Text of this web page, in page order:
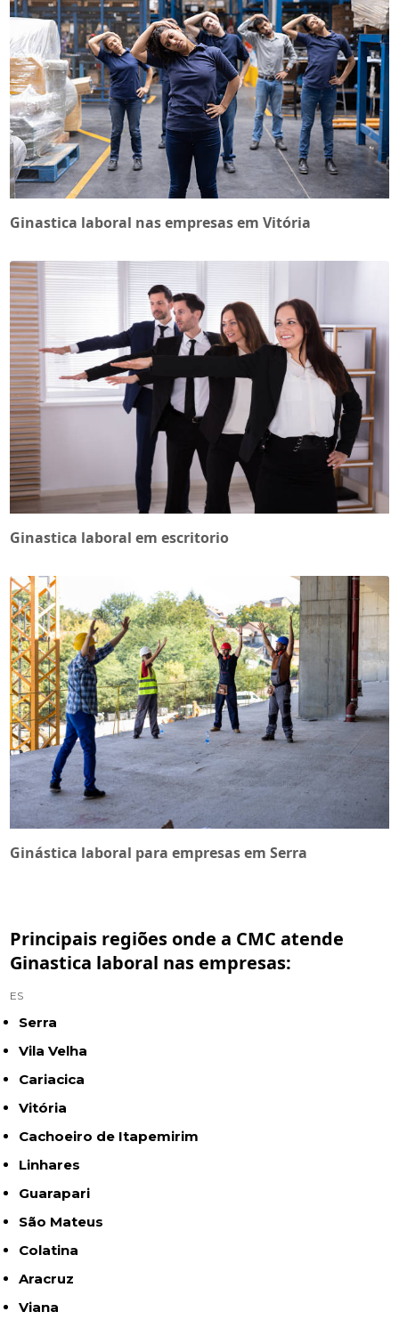
Ginastica laboral nas empresas em Vitória
Ginastica laboral em escritorio
Ginástica laboral para empresas em Serra
Principais regiões onde a CMC atende
Ginastica laboral nas empresas:
ES
Serra
Vila Velha
Cariacica
Vitória
Cachoeiro de Itapemirim
Linhares
Guarapari
São Mateus
Colatina
Aracruz
Viana